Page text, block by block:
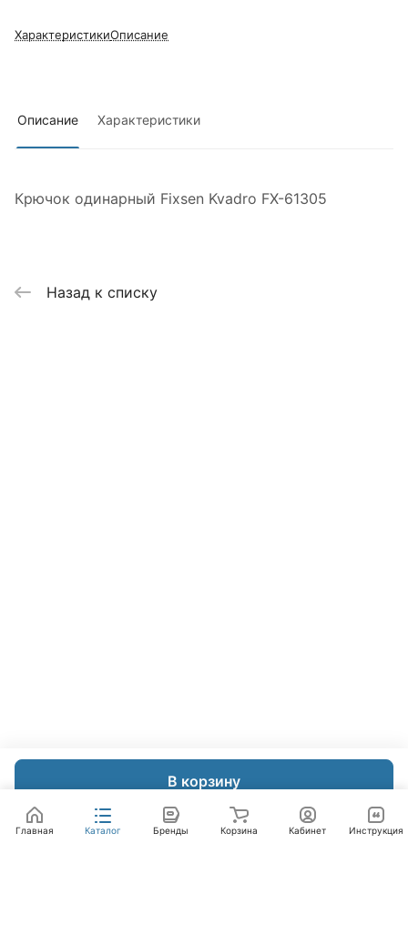
В корзину
ХарактеристикиОписание
Описание Характеристики
Крючок одинарный Fixsen Kvadro FX-61305
Назад к списку
Главная Каталог Бренды Корзина Кабинет Инструкция